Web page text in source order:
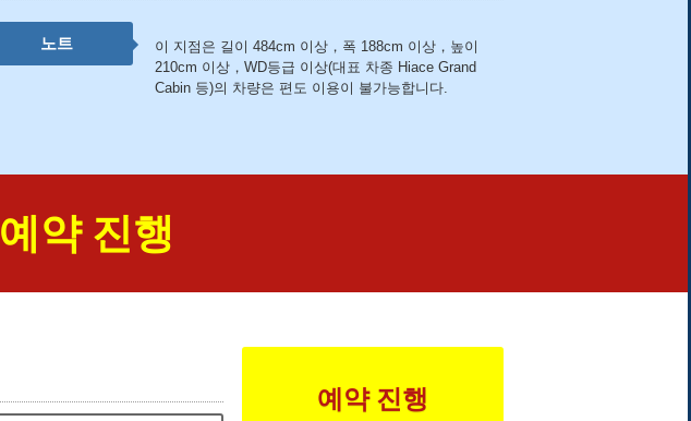
노트
이 지점은 길이 484cm 이상，폭 188cm 이상，높이
210cm 이상，WD등급 이상(대표 차종 Hiace Grand
Cabin 등)의 차량은 편도 이용이 불가능합니다.
예약 진행